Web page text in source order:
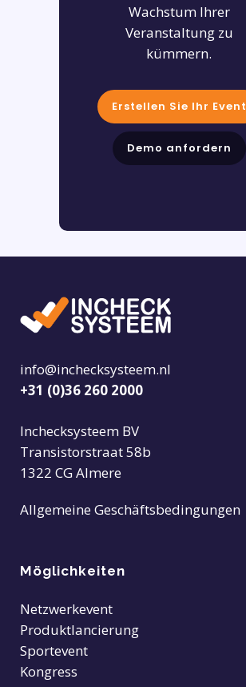
Wachstum Ihrer
Veranstaltung zu
kümmern.
Erstellen Sie Ihr Event
Demo anfordern
info@inchecksysteem.nl
+31 (0)36 260 2000
Inchecksysteem BV
Transistorstraat 58b
1322 CG Almere
Allgemeine Geschäftsbedingungen
Möglichkeiten
Netzwerkevent
Produktlancierung
Sportevent
Kongress